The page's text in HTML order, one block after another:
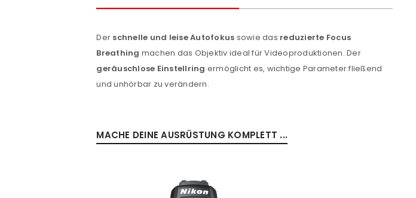
Der schnelle und leise Autofokus sowie das reduzierte Focus
Breathing machen das Objektiv ideal für Videoproduktionen. Der
geräuschlose Einstellring ermöglicht es, wichtige Parameter fließend
und unhörbar zu verändern.
MACHE DEINE AUSRÜSTUNG KOMPLETT ...